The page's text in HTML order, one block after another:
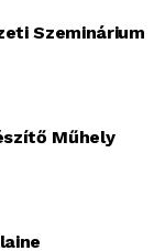
Szeminárium
Műhely